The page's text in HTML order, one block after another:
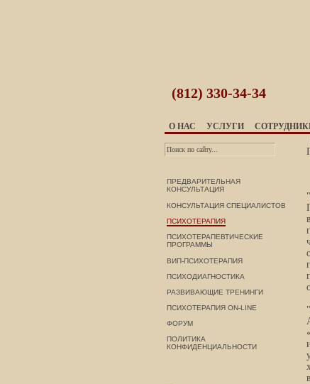
(812) 330-34-34
О НАС УСЛУГИ
ПРЕДВАРИТЕЛЬНАЯ
КОНСУЛЬТАЦИЯ
КОНСУЛЬТАЦИЯ СПЕЦИАЛИСТОВ
ПСИХОТЕРАПИЯ
ПСИХОТЕРАПЕВТИЧЕСКИЕ
ПРОГРАММЫ
ВИП-ПСИХОТЕРАПИЯ
ПСИХОДИАГНОСТИКА
РАЗВИВАЮЩИЕ ТРЕНИНГИ
ПСИХОТЕРАПИЯ ON-LINE
ФОРУМ
ПОЛИТИКА
КОНФИДЕНЦИАЛЬНОСТИ